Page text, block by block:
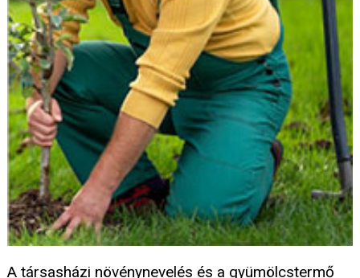
A társasházi növénynevelés és a gyümölcstermő